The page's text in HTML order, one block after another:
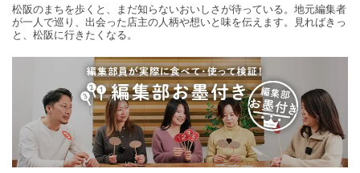
松阪のまちを歩くと、まだ知らないおいしさが待っている。地元編集者
が一人で巡り、出会った店主の人柄や想いと味を伝えます。見ればきっ
と、松阪に行きたくなる。